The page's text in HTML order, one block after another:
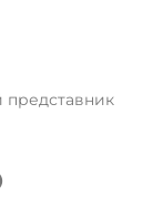
представник